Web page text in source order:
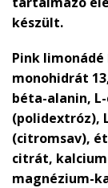
készült.
Pink limonádé
monohidrát
béta-alanin,
(polidextróz),
(citromsav),
citrát,
magnézium-